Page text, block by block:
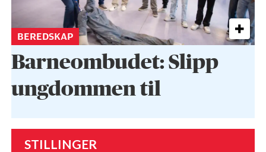
BEREDSKAP
Barneombudet: Slipp
ungdommen til
STILLINGER